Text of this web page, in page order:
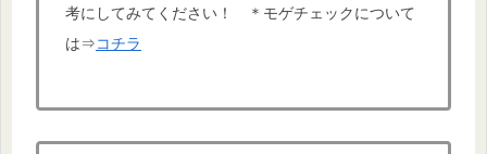
考にしてみてください！ ＊ モゲチェックについて
は⇒コチラ